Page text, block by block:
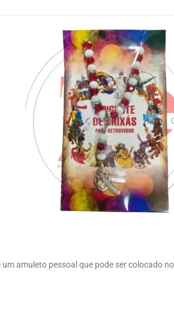
amuleto pessoal que pode ser colocado